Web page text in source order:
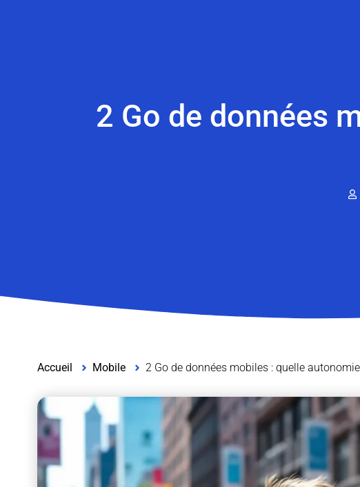
2 Go de données
Accueil Mobile 2 Go de données mobiles : quelle